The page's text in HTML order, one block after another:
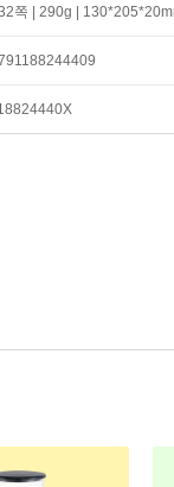
쪽 | 290g |